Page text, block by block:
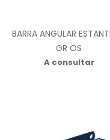
BARRA ANGULAR
GR OS
A consultar